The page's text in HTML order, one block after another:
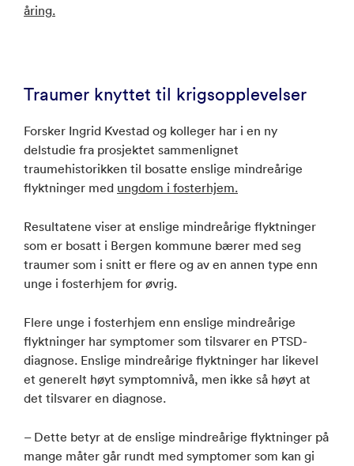
åring.
Traumer knyttet til krigsopplevelser
Forsker Ingrid Kvestad og kolleger har i en ny
delstudie fra prosjektet sammenlignet
traumehistorikken til bosatte enslige mindreårige
flyktninger med ungdom i fosterhjem.
Resultatene viser at enslige mindreårige flyktninger
som er bosatt i Bergen kommune bærer med seg
traumer som i snitt er flere og av en annen type enn
unge i fosterhjem for øvrig.
Flere unge i fosterhjem enn enslige mindreårige
flyktninger har symptomer som tilsvarer en PTSD-
diagnose. Enslige mindreårige flyktninger har likevel
et generelt høyt symptomnivå, men ikke så høyt at
det tilsvarer en diagnose.
– Dette betyr at de enslige mindreårige flyktninger på
mange måter går rundt med symptomer som kan gi